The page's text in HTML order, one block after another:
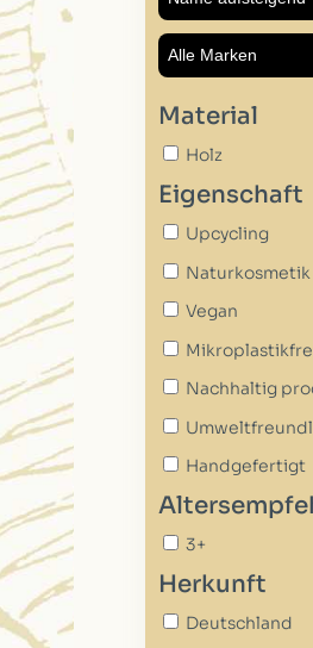
Material
Holz
Eigenschaft
Upcycling
Naturkosmetik
Vegan
Nachhaltig
Handgefertigt
3+
Herkunft
Deutschland